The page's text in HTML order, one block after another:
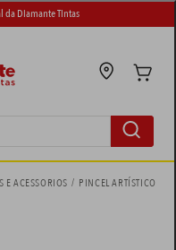
da Diamante Tintas
E ACESSORIOS PINCEL ARTÍSTICO